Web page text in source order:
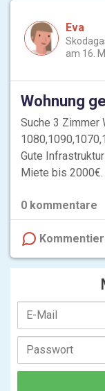
Eva
am 16.
Wohnung
Suche 3 Zimmer
Gute
Miete bis 2000€.
0 kommentare